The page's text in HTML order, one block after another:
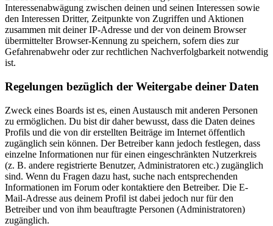
Interessenabwägung zwischen deinen und seinen Interessen sowie
den Interessen Dritter, Zeitpunkte von Zugriffen und Aktionen
zusammen mit deiner IP-Adresse und der von deinem Browser
übermittelter Browser-Kennung zu speichern, sofern dies zur
Gefahrenabwehr oder zur rechtlichen Nachverfolgbarkeit notwendig
ist.
Regelungen bezüglich der Weitergabe deiner Daten
Zweck eines Boards ist es, einen Austausch mit anderen Personen
zu ermöglichen. Du bist dir daher bewusst, dass die Daten deines
Profils und die von dir erstellten Beiträge im Internet öffentlich
zugänglich sein können. Der Betreiber kann jedoch festlegen, dass
einzelne Informationen nur für einen eingeschränkten Nutzerkreis
(z. B. andere registrierte Benutzer, Administratoren etc.) zugänglich
sind. Wenn du Fragen dazu hast, suche nach entsprechenden
Informationen im Forum oder kontaktiere den Betreiber. Die E-
Mail-Adresse aus deinem Profil ist dabei jedoch nur für den
Betreiber und von ihm beauftragte Personen (Administratoren)
zugänglich.